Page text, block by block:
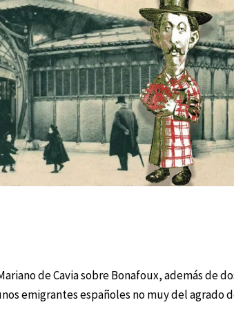
de Cavia sobre Bonafoux, además de
emigrantes españoles no muy del agrado